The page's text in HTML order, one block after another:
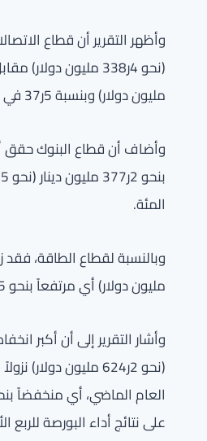
مليون دولار) وبنسبة 5ر37 في المئة.
المئة.
مليون دولار) أي مرتفعاً بنحو 5ر1 مليون دينار (نحو 5ر4 ملايين دولار) وبنسبة 1ر22 في المئة.
على نتائج أداء البورصة للربع الأول